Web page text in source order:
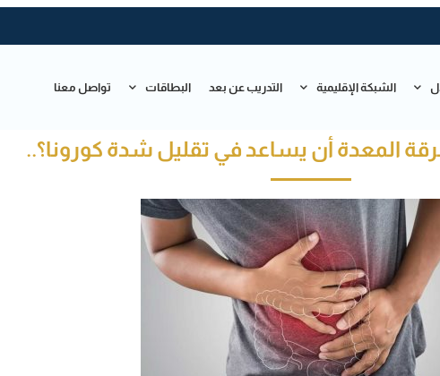
الشبكة الإقليمية التدريب عن بعد البطاقات تواصل معنا
المعدة أن يساعد في تقليل شدة كورونا؟..